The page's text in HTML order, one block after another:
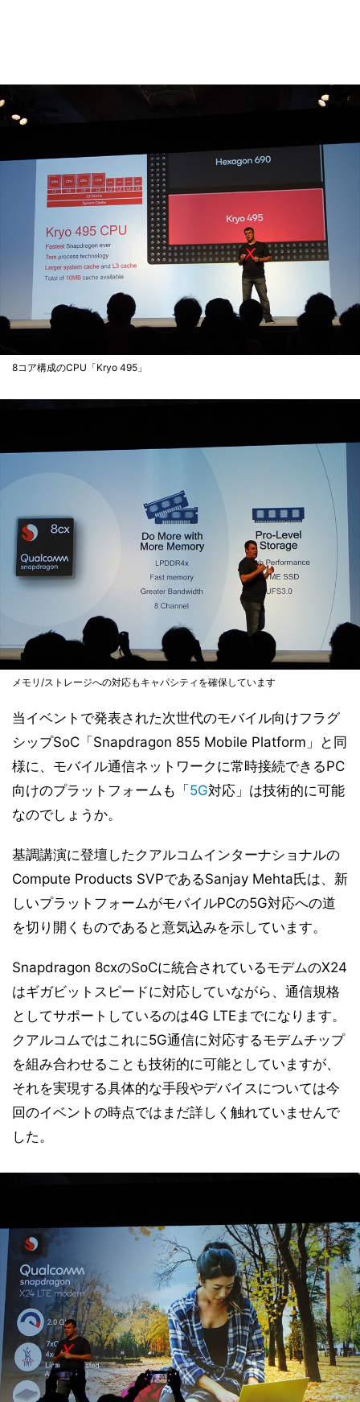
8コア構成のCPU「Kryo 495」
メモリ/ストレージへの対応もキャパシティを確保しています
当イベントで発表された次世代のモバイル向けフラグ
シップSoC「Snapdragon 855 Mobile Platform」と同
様に、モバイル通信ネットワークに常時接続できるPC
向けのプラットフォームも「 5G対応」は技術的に可能
なのでしょうか。
基調講演に登壇したクアルコムインターナショナルの
Compute Products SVPであるSanjay Mehta氏は、新
しいプラットフォームがモバイルPCの5G対応への道
を切り開くものであると意気込みを示しています。
Snapdragon 8cxのSoCに統合されているモデムのX24
はギガビットスピードに対応していながら、通信規格
としてサポートしているのは4G LTEまでになります。
クアルコムではこれに5G通信に対応するモデムチップ
を組み合わせることも技術的に可能としていますが、
それを実現する具体的な手段やデバイスについては今
回のイベントの時点ではまだ詳しく触れていませんで
した。